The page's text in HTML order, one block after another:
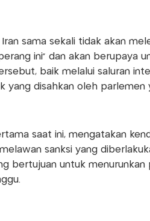
sama sekali tidak akan
ini” dan akan berupaya
baik melalui saluran
yang disahkan oleh parlemen
saat ini, mengatakan
sanksi yang
bertujuan untuk menurunkan